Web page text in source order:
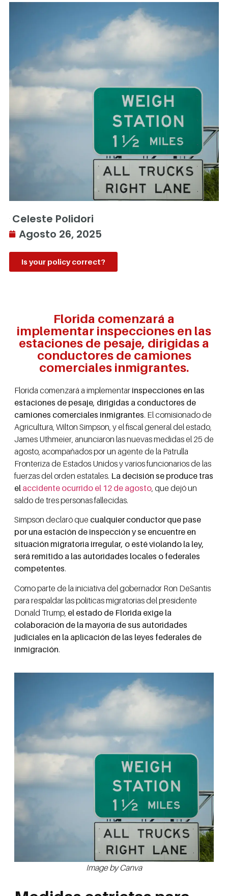
Celeste Polidori
Agosto 26, 2025
Is your policy correct?
Florida comenzará a
implementar inspecciones en las
estaciones de pesaje, dirigidas a
conductores de camiones
comerciales inmigrantes.
Florida comenzará a implementar inspecciones en las
estaciones de pesaje, dirigidas a conductores de
camiones comerciales inmigrantes. El comisionado de
Agricultura, Wilton Simpson, y el fiscal general del estado,
James Uthmeier, anunciaron las nuevas medidas el 25 de
agosto, acompañados por un agente de la Patrulla
Fronteriza de Estados Unidos y varios funcionarios de las
fuerzas del orden estatales. La decisión se produce tras
el accidente ocurrido el 12 de agosto , que dejó un
saldo de tres personas fallecidas.
Simpson declaró que cualquier conductor que pase
por una estación de inspección y se encuentre en
situación migratoria irregular, o esté violando la ley,
será remitido a las autoridades locales o federales
competentes.
Como parte de la iniciativa del gobernador Ron DeSantis
para respaldar las políticas migratorias del presidente
Donald Trump, el estado de Florida exige la
colaboración de la mayoría de sus autoridades
judiciales en la aplicación de las leyes federales de
inmigración.
Image by Canva